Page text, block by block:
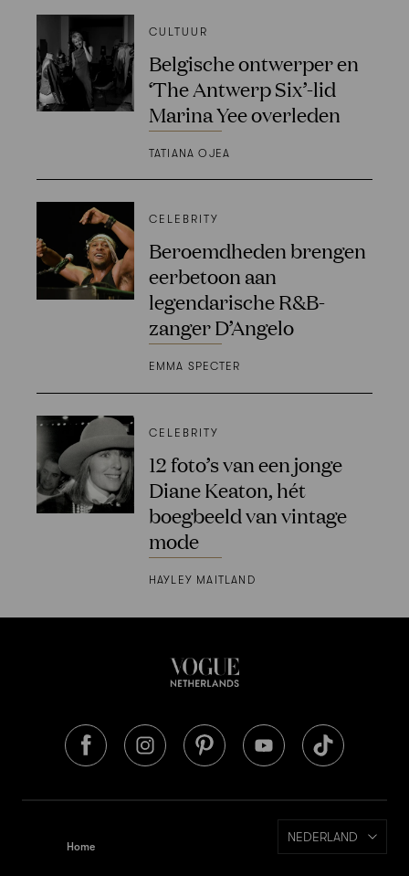
CULTUUR
Belgische ontwerper en
‘The Antwerp Six’-lid
Marina Yee overleden
TATIANA OJEA
CELEBRITY
Beroemdheden brengen
eerbetoon aan
legendarische R&B-
zanger D’Angelo
EMMA SPECTER
CELEBRITY
12 foto’s van een jonge
Diane Keaton, hét
boegbeeld van vintage
mode
HAYLEY MAITLAND
Home
NEDERLAND